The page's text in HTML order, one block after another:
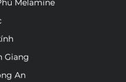
Melamine
Giang
An